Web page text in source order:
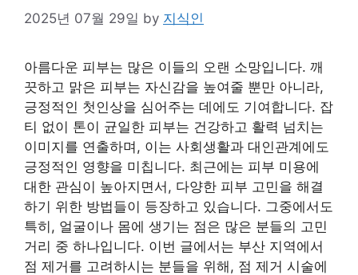
2025년 07월 29일 by 지식인
아름다운 피부는 많은 이들의 오랜 소망입니다. 깨
끗하고 맑은 피부는 자신감을 높여줄 뿐만 아니라,
긍정적인 첫인상을 심어주는 데에도 기여합니다. 잡
티 없이 톤이 균일한 피부는 건강하고 활력 넘치는
이미지를 연출하며, 이는 사회생활과 대인관계에도
긍정적인 영향을 미칩니다. 최근에는 피부 미용에
대한 관심이 높아지면서, 다양한 피부 고민을 해결
하기 위한 방법들이 등장하고 있습니다. 그중에서도
특히, 얼굴이나 몸에 생기는 점은 많은 분들의 고민
거리 중 하나입니다. 이번 글에서는 부산 지역에서
점 제거를 고려하시는 분들을 위해, 점 제거 시술에